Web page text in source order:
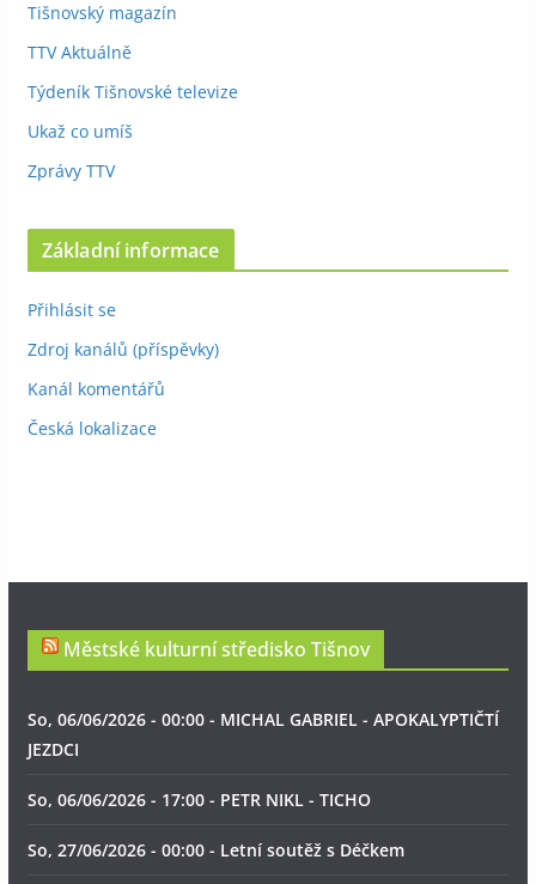
Tišnovský magazín
TTV Aktuálně
Týdeník Tišnovské televize
Ukaž co umíš
Zprávy TTV
Základní informace
Přihlásit se
Zdroj kanálů (příspěvky)
Kanál komentářů
Česká lokalizace
Městské kulturní středisko Tišnov
So, 06/06/2026 - 00:00 - MICHAL GABRIEL - APOKALYPTIČTÍ
JEZDCI
So, 06/06/2026 - 17:00 - PETR NIKL - TICHO
So, 27/06/2026 - 00:00 - Letní soutěž s Déčkem